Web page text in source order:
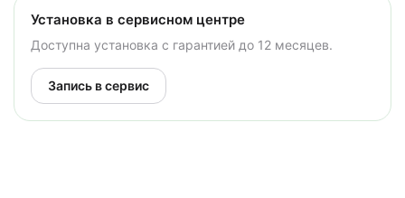
Установка в сервисном центре
Доступна установка с гарантией до 12 месяцев.
Запись в сервис